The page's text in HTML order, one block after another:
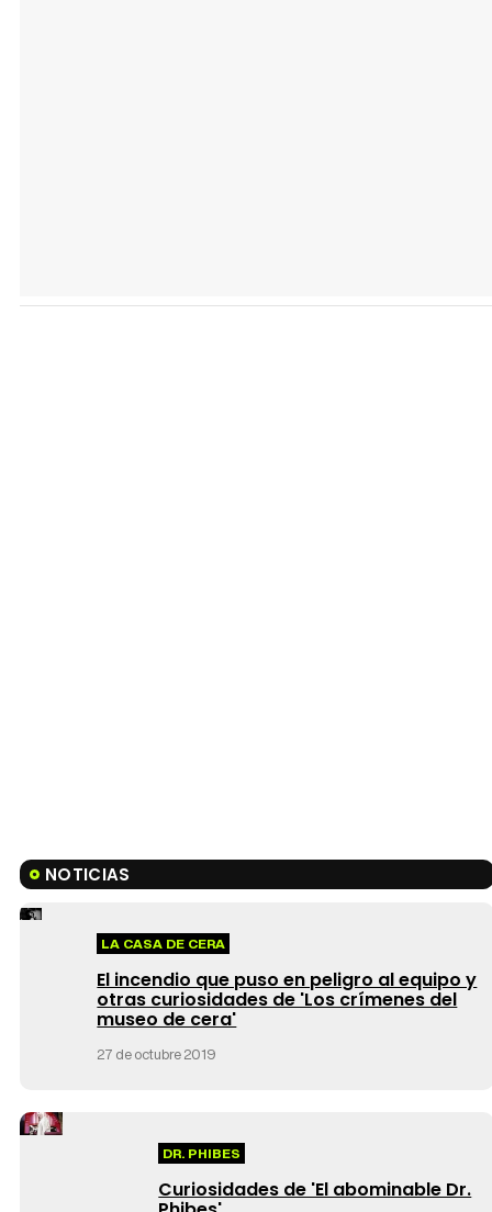
NOTICIAS
LA CASA DE CERA
El incendio que puso en peligro al equipo y
otras curiosidades de 'Los crímenes del
museo de cera'
27 de octubre 2019
DR. PHIBES
Curiosidades de 'El abominable Dr.